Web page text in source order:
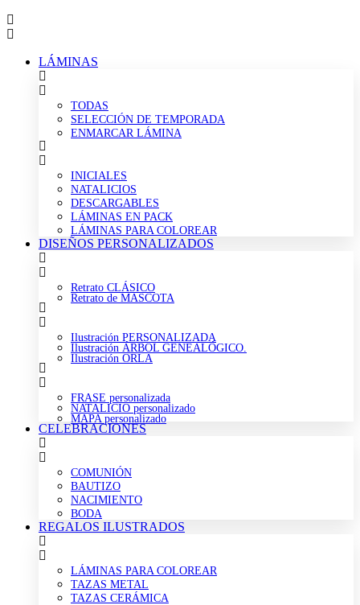
LÁMINAS
TODAS
SELECCIÓN DE TEMPORADA
ENMARCAR LÁMINA
INICIALES
NATALICIOS
DESCARGABLES
LÁMINAS EN PACK
LÁMINAS PARA COLOREAR
DISEÑOS PERSONALIZADOS
Retrato CLÁSICO
Retrato de MASCOTA
Ilustración PERSONALIZADA
Ilustración ÁRBOL GENEALÓGICO.
Ilustración ORLA
FRASE personalizada
NATALICIO personalizado
MAPA personalizado
CELEBRACIONES
COMUNIÓN
BAUTIZO
NACIMIENTO
BODA
REGALOS ILUSTRADOS
LÁMINAS PARA COLOREAR
TAZAS METAL
TAZAS CERÁMICA